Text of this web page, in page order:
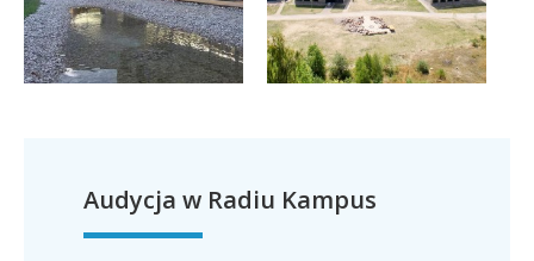
Audycja w Radiu Kampus